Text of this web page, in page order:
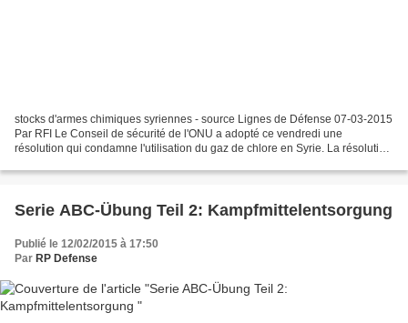
stocks d'armes chimiques syriennes - source Lignes de Défense 07-03-2015
Par RFI Le Conseil de sécurité de l'ONU a adopté ce vendredi une
résolution qui condamne l'utilisation du gaz de chlore en Syrie. La résolution
Serie ABC-Übung Teil 2: Kampfmittelentsorgung
Publié le 12/02/2015 à 17:50
Par RP Defense